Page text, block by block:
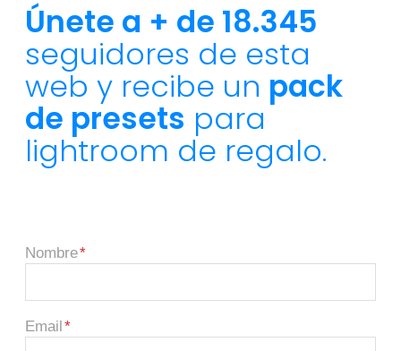
Únete a + de 18.345
seguidores de esta
web y recibe un pack
de presets para
lightroom de regalo.
Nombre
Email